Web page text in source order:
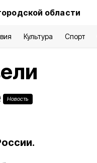
области
Культура Спорт
Новость